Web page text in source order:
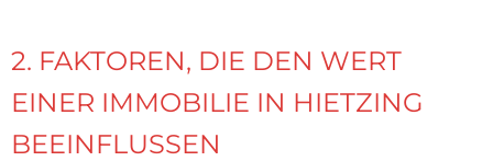
2. FAKTOREN, DIE DEN WERT
EINER IMMOBILIE IN HIETZING
BEEINFLUSSEN